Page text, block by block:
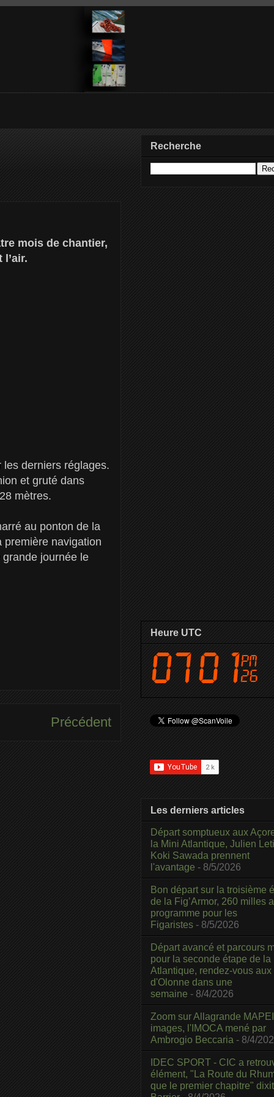
mois de chantier,
les derniers réglages.
et gruté dans
mètres.
au ponton de la
première navigation
journée le
Précédent
Recherche
Heure UTC
Les derniers articles
Départ somptueux aux
la Mini Atlantique, Julien
Koki Sawada prennent
l'avantage - 8/5/2026
Bon départ sur la troisième
de la Fig’Armor, 260 milles
programme pour les
Figaristes - 8/5/2026
Départ avancé et parcours
pour la seconde étape de la
Atlantique, rendez-vous
d'Olonne dans une
semaine - 8/4/2026
Zoom sur Allagrande
images, l'IMOCA mené par
Ambrogio Beccaria - 8/4/
IDEC SPORT - CIC a
élément, "La Route du
que le premier chapitre"